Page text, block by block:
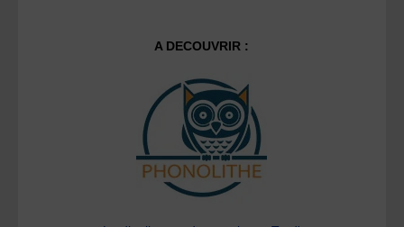
A DECOUVRIR :